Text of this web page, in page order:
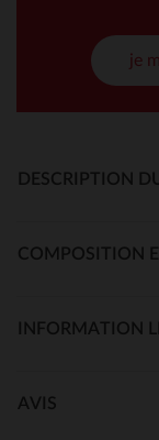
je
DESCRIPTION
COMPOSITION
INFORMATION
AVIS